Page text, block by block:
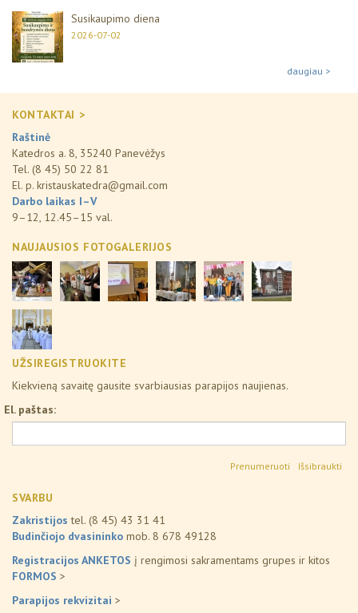
Susikaupimo diena
2026-07-02
daugiau >
KONTAKTAI >
Raštinė
Katedros a. 8, 35240 Panevėžys
Tel. (8 45) 50 22 81
El. p. kristauskatedra@gmail.com
Darbo laikas I–V
9–12, 12.45–15 val.
NAUJAUSIOS FOTOGALERIJOS
UŽSIREGISTRUOKITE
Kiekvieną savaitę gausite svarbiausias parapijos naujienas.
El. paštas:
Išsibraukti
SVARBU
Zakristijos tel. (8 45) 43 31 41
Budinčiojo dvasininko mob. 8 678 49128
Registracijos ANKETOS į rengimosi sakramentams grupes ir kitos
FORMOS >
Parapijos rekvizitai >